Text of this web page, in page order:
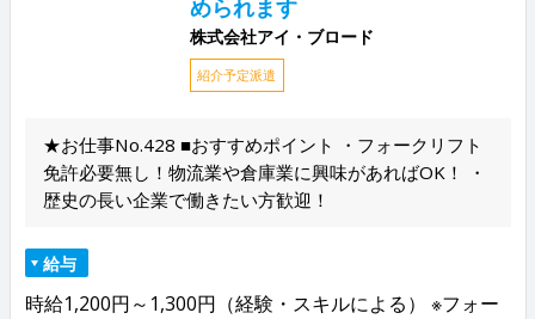
められます
株式会社アイ・ブロード
紹介予定派遣
★お仕事No.428 ■おすすめポイント ・フォークリフト
免許必要無し！物流業や倉庫業に興味があればOK！ ・
歴史の長い企業で働きたい方歓迎！
給与
時給1,200円～1,300円（経験・スキルによる） ※フォー